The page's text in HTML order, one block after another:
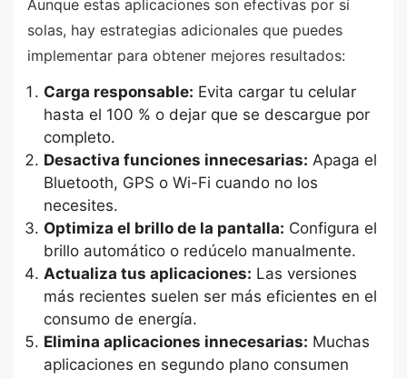
Aunque estas aplicaciones son efectivas por sí
solas, hay estrategias adicionales que puedes
implementar para obtener mejores resultados:
Carga responsable: Evita cargar tu celular
hasta el 100 % o dejar que se descargue por
completo.
Desactiva funciones innecesarias: Apaga el
Bluetooth, GPS o Wi-Fi cuando no los
necesites.
Optimiza el brillo de la pantalla: Configura el
brillo automático o redúcelo manualmente.
Actualiza tus aplicaciones: Las versiones
más recientes suelen ser más eficientes en el
consumo de energía.
Elimina aplicaciones innecesarias: Muchas
aplicaciones en segundo plano consumen